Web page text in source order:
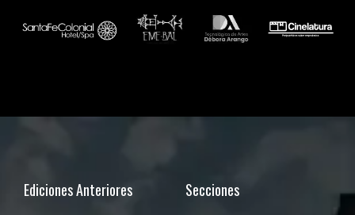
Ediciones Anteriores Secciones